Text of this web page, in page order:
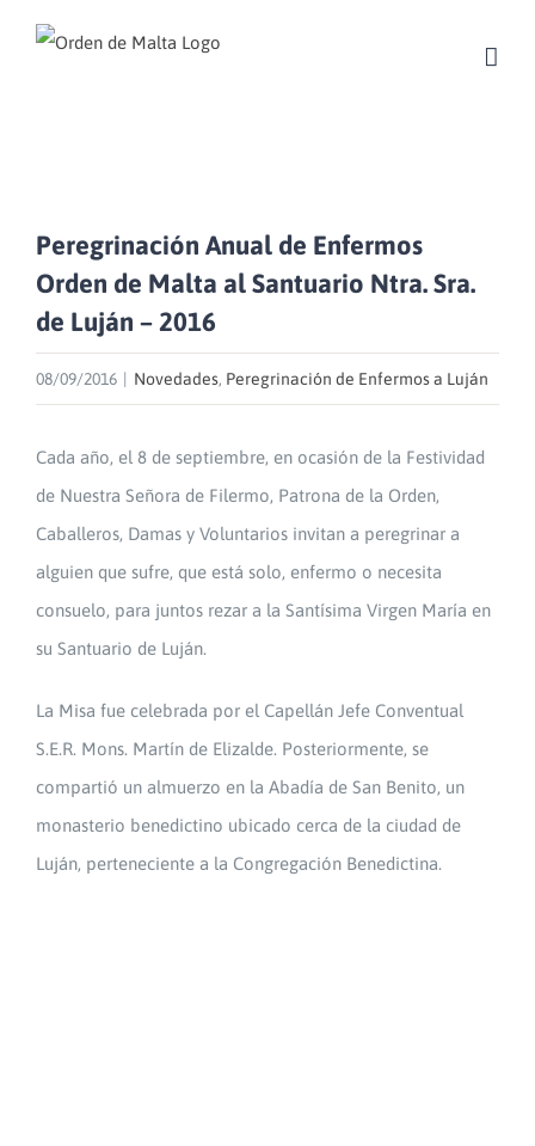
Peregrinación Anual de Enfermos
Orden de Malta al Santuario Ntra. Sra.
de Luján – 2016
08/09/2016 Novedades, Peregrinación de Enfermos a Luján
Cada año, el 8 de septiembre, en ocasión de la Festividad
de Nuestra Señora de Filermo, Patrona de la Orden,
Caballeros, Damas y Voluntarios invitan a peregrinar a
alguien que sufre, que está solo, enfermo o necesita
consuelo, para juntos rezar a la Santísima Virgen María en
su Santuario de Luján.
La Misa fue celebrada por el Capellán Jefe Conventual
S.E.R. Mons. Martín de Elizalde. Posteriormente, se
compartió un almuerzo en la Abadía de San Benito, un
monasterio benedictino ubicado cerca de la ciudad de
Luján, perteneciente a la Congregación Benedictina.